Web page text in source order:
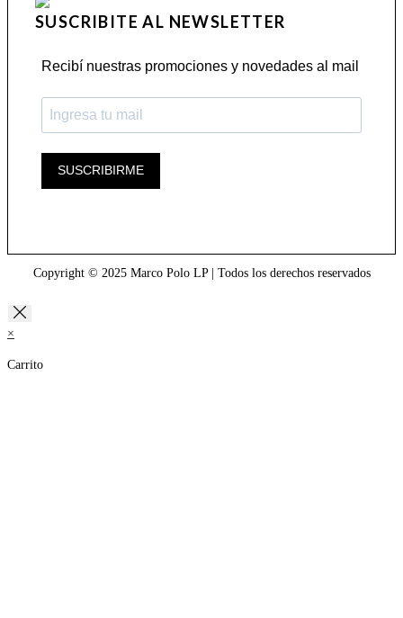
SUSCRIBITE AL NEWSLETTER
Recibí nuestras promociones y novedades al mail
SUSCRIBIRME
Copyright © 2025 Marco Polo LP | Todos los derechos reservados
×
Carrito